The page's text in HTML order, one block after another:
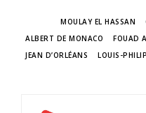
MOULAY EL HASSAN
ALBERT DE MONACO
FOUAD
JEAN D’ORLÉANS
LOUIS-